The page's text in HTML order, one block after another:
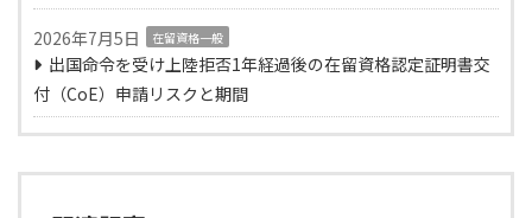
2026年7月5日 在留資格一般
出国命令を受け上陸拒否1年経過後の在留資格認定証明書交
付（CoE）申請リスクと期間